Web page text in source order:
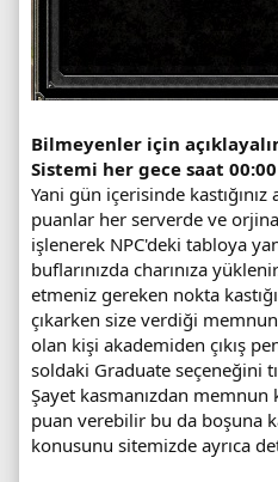
Bilmeyenler için
Sistemi her gece saat
Yani gün içerisinde
puanlar her serverde ve
işlenerek NPC'deki tabloya
buflarınızda charınıza
etmeniz gereken nokta
çıkarken size verdiği
olan kişi akademiden çıkış
soldaki Graduate seçeneğini
Şayet kasmanızdan memnun
puan verebilir bu da boşuna
konusunu sitemizde ayrıca